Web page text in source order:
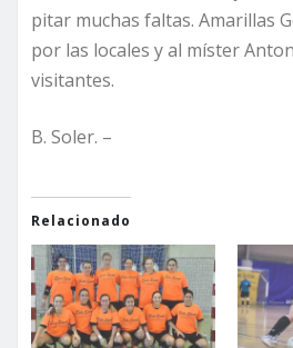
pitar muchas faltas. Amarillas
por las locales y al míster
visitantes.
B. Soler. –
Relacionado